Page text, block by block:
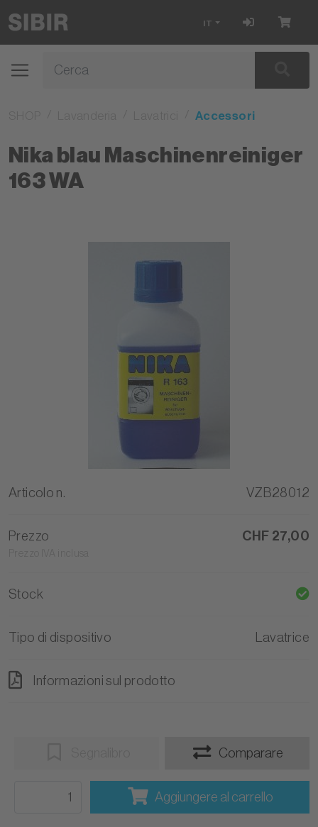
IT
Accessori
Nika blau Maschinenreiniger
163 WA
Articolo n. VZB28012
Prezzo CHF 27,00
Stock
Tipo di dispositivo Lavatrice
Informazioni sul prodotto
Comparare
Aggiungere al carrello